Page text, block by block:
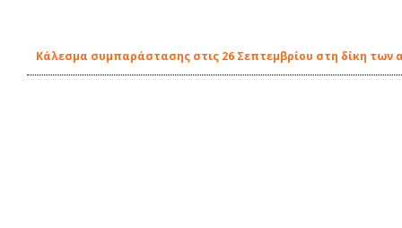
Κάλεσμα συμπαράστασης στις 26 Σεπτεμβρίου στη δίκη των